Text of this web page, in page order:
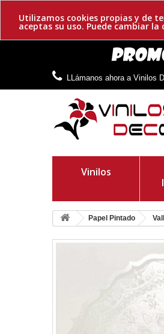
Utilizamos cookies propias y de
aceptas su uso. Puede cambiar
LLámanos ahora a Vinilos
Vinilos
Papel Pintado